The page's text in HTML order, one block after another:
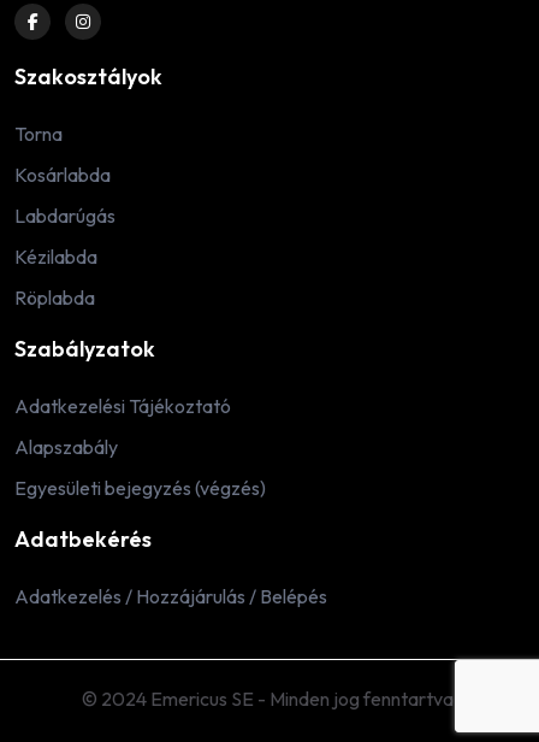
Szakosztályok
Torna
Kosárlabda
Labdarúgás
Kézilabda
Röplabda
Szabályzatok
Adatkezelési Tájékoztató
Alapszabály
Egyesületi bejegyzés (végzés)
Adatbekérés
Adatkezelés / Hozzájárulás / Belépés
© 2024 Emericus SE - Minden jog fenntartva.